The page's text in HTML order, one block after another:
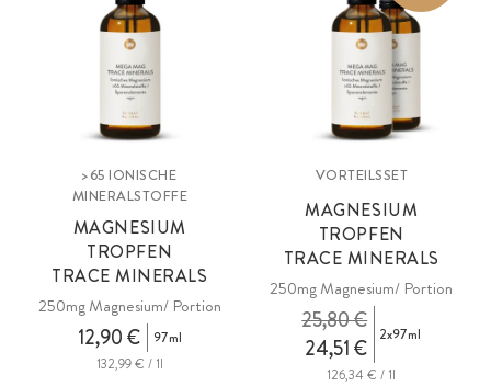
>65 IONISCHE
MINERALSTOFFE
MAGNESIUM
TROPFEN
TRACE MINERALS
250mg Magnesium/ Portion
12,90 €
97ml
132,99 € / 1l
VORTEILSSET
MAGNESIUM
TROPFEN
TRACE MINERALS
250mg Magnesium/ Portion
24,51 €
25,80 € 2x97ml
126,34 € / 1l